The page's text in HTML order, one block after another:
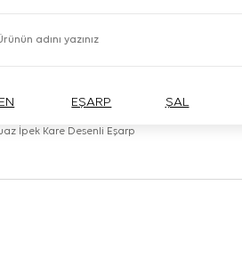
EŞARP ŞAL
İpek Kare Desenli Eşarp